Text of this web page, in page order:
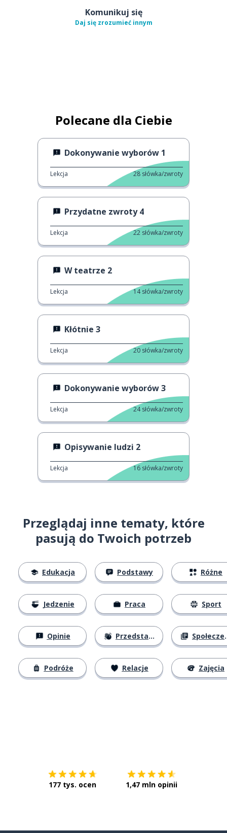
Komunikuj się
Daj się zrozumieć innym
Polecane dla Ciebie
Dokonywanie wyborów 1
Lekcja 28 słówka/zwroty
Przydatne zwroty 4
Lekcja 22 słówka/zwroty
W teatrze 2
Lekcja 14 słówka/zwroty
Kłótnie 3
Lekcja 20 słówka/zwroty
Dokonywanie wyborów 3
Lekcja 24 słówka/zwroty
Opisywanie ludzi 2
Lekcja 16 słówka/zwroty
Przeglądaj inne tematy, które
pasują do Twoich potrzeb
Edukacja
Jedzenie
Opinie
Podróże
Podstawy
Praca
Przedstawianie się
Relacje
Różne
Sport
Społeczeństwo
Zajęcia
177 tys. ocen 1,47 mln opinii